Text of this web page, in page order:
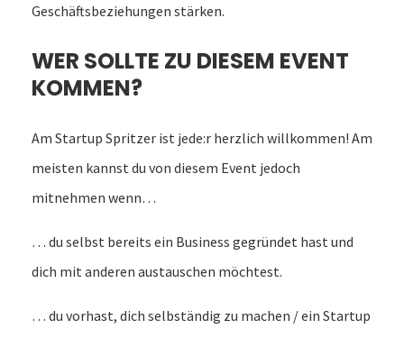
Geschäftsbeziehungen stärken.
WER SOLLTE ZU DIESEM EVENT
KOMMEN?
Am Startup Spritzer ist jede:r herzlich willkommen! Am
meisten kannst du von diesem Event jedoch
mitnehmen wenn…
… du selbst bereits ein Business gegründet hast und
dich mit anderen austauschen möchtest.
… du vorhast, dich selbständig zu machen / ein Startup